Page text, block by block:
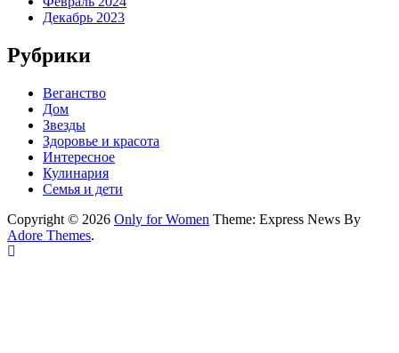
Декабрь 2023
Рубрики
Веганство
Дом
Звезды
Здоровье и красота
Интересное
Кулинария
Семья и дети
Copyright © 2026 Only for Women Theme: Express News By
Adore Themes.